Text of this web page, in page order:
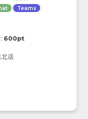
Teams
600pt
北话